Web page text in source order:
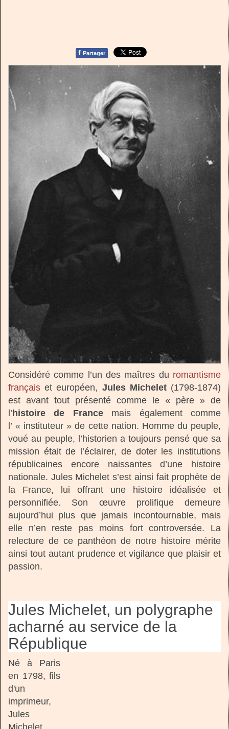
f Partager
Considéré comme l’un des maîtres du romantisme
français et européen, Jules Michelet (1798-1874)
est avant tout présenté comme le « père » de
l’ histoire de Francemais également comme
l’ « instituteur » de cette nation. Homme du peuple,
voué au peuple, l’historien a toujours pensé que sa
mission était de l’éclairer, de doter les institutions
républicaines encore naissantes d’une histoire
nationale. Jules Michelet s’est ainsi fait prophète de
la France, lui offrant une histoire idéalisée et
personnifiée. Son œuvre prolifique demeure
aujourd’hui plus que jamais incontournable, mais
elle n’en reste pas moins fort controversée. La
relecture de ce panthéon de notre histoire mérite
ainsi tout autant prudence et vigilance que plaisir et
passion.
Jules Michelet, un polygraphe
acharné au service de la
République
Né à Paris
en 1798, fils
d'un
imprimeur,
Jules